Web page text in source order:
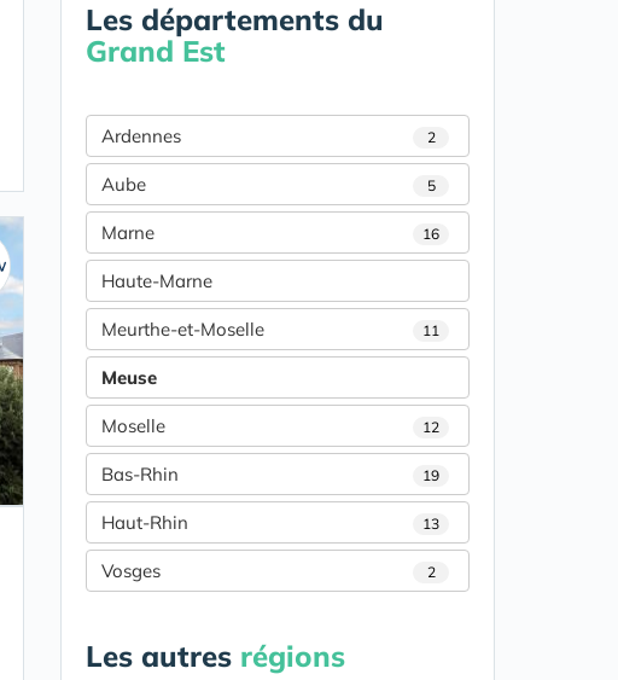
Les départements du
Grand Est
Ardennes 2
Aube 5
Marne 16
Haute-Marne
Meurthe-et-Moselle 11
Meuse
Moselle 12
Bas-Rhin 19
Haut-Rhin 13
Vosges 2
Les autres régions